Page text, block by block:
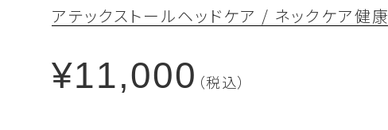
アテックストールヘッドケア / ネックケア健康
¥11,000 （税込）